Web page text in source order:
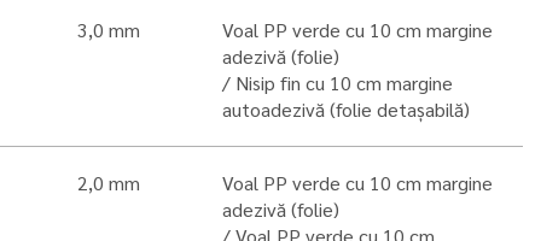
3,0 mm
Voal PP verde cu 10 cm margine
adezivă (folie)
Nisip fin cu 10 cm margine
autoadezivă (folie detașabilă)
2,0 mm
Voal PP verde cu 10 cm margine
adezivă (folie)
Voal PP verde cu 10 cm